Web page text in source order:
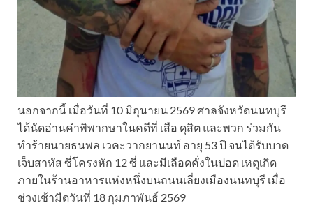
นอกจากนี้ เมื่อวันที่ 10 มิถุนายน 2569 ศาลจังหวัดนนทบุรี
ได้นัดอ่านคำพิพากษาในคดีที่ เสือ ดุสิต และพวก ร่วมกัน
ทำร้ายนายธนพล เวคะวากยานนท์ อายุ 53 ปี จนได้รับบาด
เจ็บสาหัส ซี่โครงหัก 12 ซี่ และมีเลือดคั่งในปอด เหตุเกิด
ภายในร้านอาหารแห่งหนึ่งบนถนนเลี่ยงเมืองนนทบุรี เมื่อ
ช่วงเช้ามืดวันที่ 18 กุมภาพันธ์ 2569